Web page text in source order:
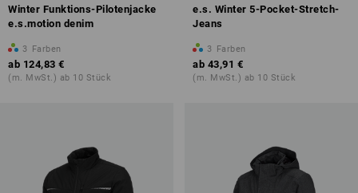
Winter Funktions-Pilotenjacke
e.s.motion denim
3 Farben
ab 124,83 €
(m. MwSt.) ab 10 Stück
e.s. Winter 5-Pocket-Stretch-
Jeans
3 Farben
ab 43,91 €
(m. MwSt.) ab 10 Stück